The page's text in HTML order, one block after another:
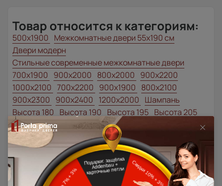
Товар относится к категориям:
500x1900 Межкомнатные двери 55х190 см
Двери модерн
Стильные современные межкомнатные двери
700x1900 900x2000 800x2000 900x2200
1000x2100 700x2200 900x1900 800x2100
900x2300 900x2400 1200x2000 Шампань
Высота 180 Высота 190 Высота 195 Высота 205
Наши преимущества